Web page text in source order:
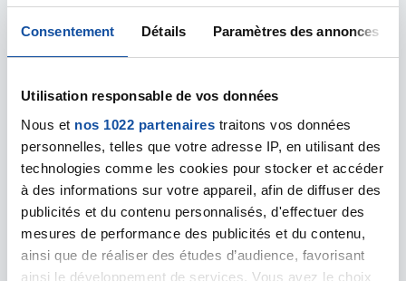
Consentement Détails Paramètres des annonces
Utilisation responsable de vos données
Nous et nos 1022 partenaires traitons vos données
personnelles, telles que votre adresse IP, en utilisant des
technologies comme les cookies pour stocker et accéder
à des informations sur votre appareil, afin de diffuser des
publicités et du contenu personnalisés, d'effectuer des
mesures de performance des publicités et du contenu,
ainsi que de réaliser des études d’audience, favorisant
ainsi le développement de services. Vous avez le choix
Services
32 rue Jacques Gervais
25290 Ornans
ornans@france-services.gouv.fr
PONTARLIER // Antenne Ligue
16 rue de la Fontaine
25300 Pontarlier